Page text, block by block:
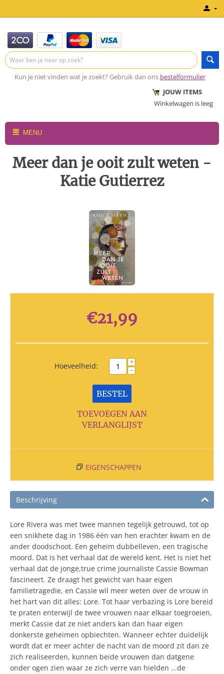
Kun je niet vinden wat je zoekt? Gebruik dan ons bestelformulier
JOUW ITEMS
Winkelwagen is leeg
MENU
Meer dan je ooit zult weten -
Katie Gutierrez
€21,99
Hoeveelheid: +
−
BESTEL
TOEVOEGEN AAN
VERLANGLIJST
EIGENSCHAPPEN
Beschrijving
Lore Rivera was met twee mannen tegelijk getrouwd, tot op
een snikhete dag in 1986 één van hen erachter kwam en de
ander doodschoot. Een geheim dubbelleven, een tragische
moord. Dat is het verhaal dat de wereld kent. Het is niet het
verhaal dat de jonge,true crime journaliste Cassie Bowman
fascineert. Ze draagt het gewicht van haar eigen
familietragedie, en Cassie wil meer weten over de vrouw in
het hart van dit alles: Lore. Tot haar verbazing is Lore bereid
te praten enterwijl de twee vrouwen naar elkaar toegroeien,
merkt Cassie dat ze niet anders kan dan haar eigen
donkerste geheimen opbiechten. Wanneer echter duidelijk
wordt dat er meer achter de nacht van de moord zit dan ze
zich realiseerden, kunnen beide vrouwen dan datgene
onder ogen zien waar ze zich verre van hielden ...de